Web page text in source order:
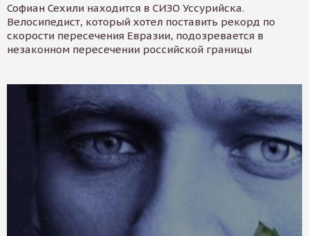
Софиан Сехили находится в СИЗО Уссурийска.
Велосипедист, который хотел поставить рекорд по
скорости пересечения Евразии, подозревается в
незаконном пересечении российской границы